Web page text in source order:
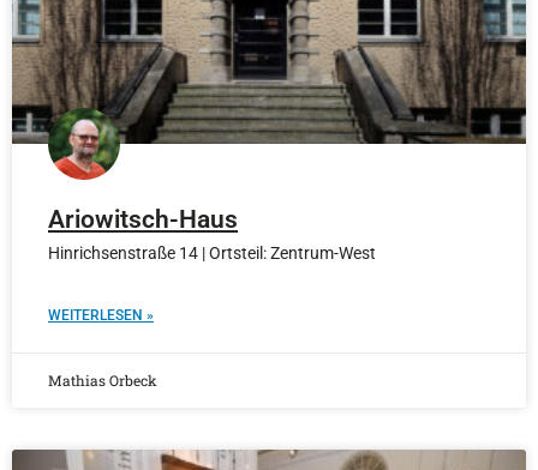
Ariowitsch-Haus
Hinrichsenstraße 14 | Ortsteil: Zentrum-West
WEITERLESEN »
Mathias Orbeck